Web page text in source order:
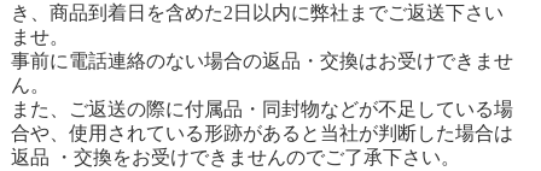
き、商品到着日を含めた2日以内に弊社までご返送下さい
ませ。
事前に電話連絡のない場合の返品・交換はお受けできませ
ん。
また、ご返送の際に付属品・同封物などが不足している場
合や、使用されている形跡があると当社が判断した場合は
返品 ・交換をお受けできませんのでご了承下さい。